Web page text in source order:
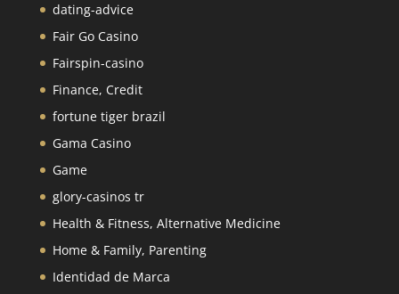
dating-advice
Fair Go Casino
Fairspin-casino
Finance, Credit
fortune tiger brazil
Gama Casino
Game
glory-casinos tr
Health & Fitness, Alternative Medicine
Home & Family, Parenting
Identidad de Marca